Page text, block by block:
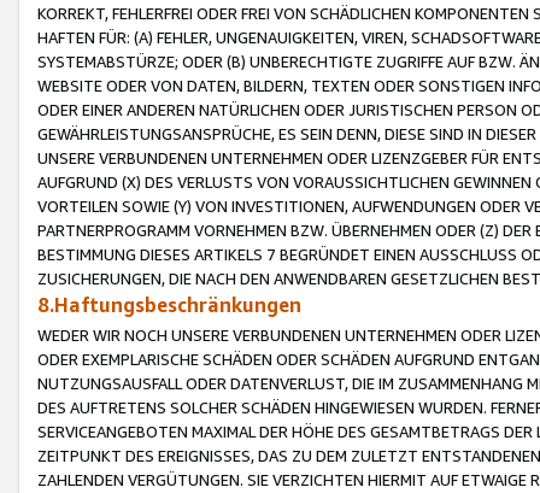
KORREKT, FEHLERFREI ODER FREI VON SCHÄDLICHEN
HAFTEN FÜR: (A) FEHLER, UNGENAUIGKEITEN, VIREN,
SYSTEMABSTÜRZE; ODER (B) UNBERECHTIGTE ZUGRIFFE AUF BZW.
WEBSITE ODER VON DATEN, BILDERN, TEXTEN ODER SONSTIGEN
ODER EINER ANDEREN NATÜRLICHEN ODER JURISTISCHEN PERSON
GEWÄHRLEISTUNGSANSPRÜCHE, ES SEIN DENN, DIESE SIND IN
UNSERE VERBUNDENEN UNTERNEHMEN ODER LIZENZGEBER FÜR
AUFGRUND (X) DES VERLUSTS VON VORAUSSICHTLICHEN
VORTEILEN SOWIE (Y) VON INVESTITIONEN, AUFWENDUNGEN ODER
PARTNERPROGRAMM VORNEHMEN BZW. ÜBERNEHMEN ODER (Z)
BESTIMMUNG DIESES ARTIKELS 7 BEGRÜNDET EINEN AUSSCHLUSS
ZUSICHERUNGEN, DIE NACH DEN ANWENDBAREN GESETZLICHEN
8.Haftungsbeschränkungen
WEDER WIR NOCH UNSERE VERBUNDENEN UNTERNEHMEN ODER
ODER EXEMPLARISCHE SCHÄDEN ODER SCHÄDEN AUFGRUND
NUTZUNGSAUSFALL ODER DATENVERLUST, DIE IM ZUSAMMENHANG
DES AUFTRETENS SOLCHER SCHÄDEN HINGEWIESEN WURDEN.
SERVICEANGEBOTEN MAXIMAL DER HÖHE DES GESAMTBETRAGS
ZEITPUNKT DES EREIGNISSES, DAS ZU DEM ZULETZT
ZAHLENDEN VERGÜTUNGEN. SIE VERZICHTEN HIERMIT AUF